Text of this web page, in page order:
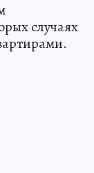
случаях